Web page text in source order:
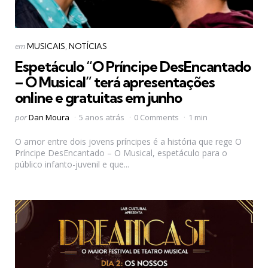
Categorias
Postado
emMUSICAIS NOTÍCIAS
Espetáculo “O Príncipe DesEncantado
– O Musical” terá apresentações
online e gratuitas em junho
Postado
porDan Moura 5 anos atrás 0 Comments 1 min
O amor entre dois jovens príncipes é a história que rege O
Príncipe DesEncantado – O Musical, espetáculo para o
público infanto-juvenil e que...